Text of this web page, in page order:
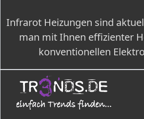
Infrarot Heizungen sind
man mit Ihnen effizienter
konventionellen